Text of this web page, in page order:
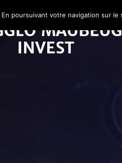
En poursuivant votre navigation sur